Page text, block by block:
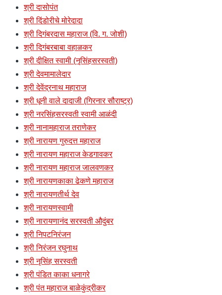
श्री दासोपंत
श्री दिंडोरीचे मोरेदादा
श्री दिगंबरदास महाराज (वि. ग. जोशी)
श्री दिगंबरबाबा वहाळकर
श्री दीक्षित स्वामी (नृसिंहसरस्वती)
श्री देवमामालेदार
श्री देवेंद्रनाथ महाराज
श्री धूनी वाले दादाजी (गिरनार सौराष्ट्र)
श्री नरसिंहसरस्वती स्वामी आळंदी
श्री नानामहाराज तराणेकर
श्री नारायण गुरुदत्त महाराज
श्री नारायण महाराज केडगावकर
श्री नारायण महाराज जालवणकर
श्री नारायणकाका ढेकणे महाराज
श्री नारायणतीर्थ देव
श्री नारायणस्वामी
श्री नारायणानंद सरस्वती औदुंबर
श्री निपटनिरंजन
श्री निरंजन रघुनाथ
श्री नृसिंह सरस्वती
श्री पंडित काका धनागरे
श्री पंत महाराज बाळेकुंद्रीकर